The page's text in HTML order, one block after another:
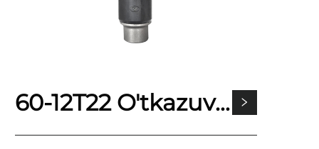
60-12T22 O'tkazuvchan tishlar